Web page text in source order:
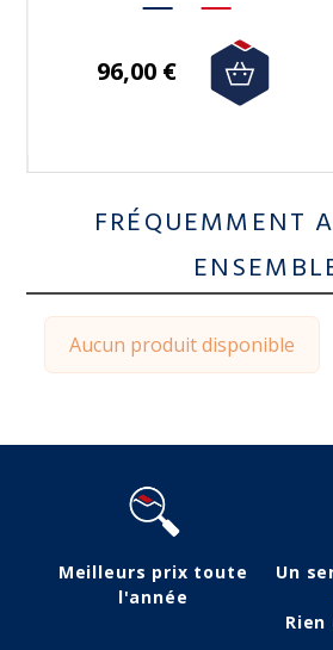
96,00 €
FRÉQUEMMENT
Aucun produit disponible
Meilleurs prix toute
l'année
Un